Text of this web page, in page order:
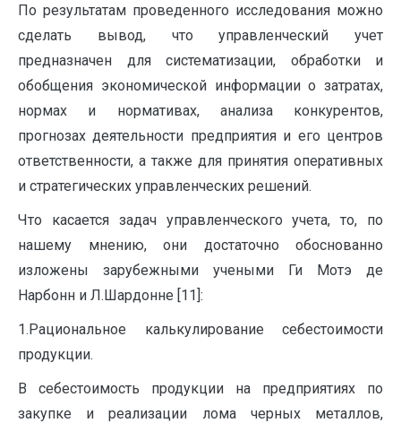
По результатам проведенного исследования можно
сделать вывод, что управленческий учет
предназначен для систематизации, обработки и
обобщения экономической информации о затратах,
нормах и нормативах, анализа конкурентов,
прогнозах деятельности предприятия и его центров
ответственности, а также для принятия оперативных
и стратегических управленческих решений.
Что касается задач управленческого учета, то, по
нашему мнению, они достаточно обоснованно
изложены зарубежными учеными Ги Мотэ де
Нарбонн и Л.Шардонне [11]:
1.Рациональное калькулирование себестоимости
продукции.
В себестоимость продукции на предприятиях по
закупке и реализации лома черных металлов,